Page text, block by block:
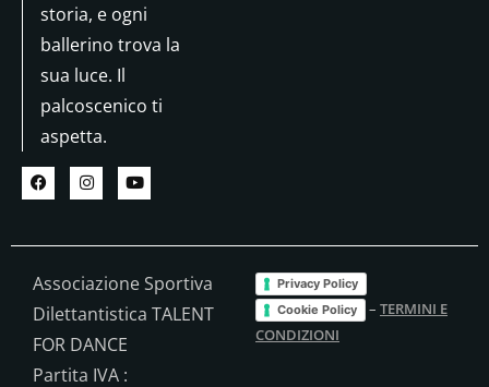
storia, e ogni
ballerino trova la
sua luce. Il
palcoscenico ti
aspetta.
Associazione Sportiva
Dilettantistica TALENT
FOR DANCE
Partita IVA :
Privacy Policy
Cookie Policy
– TERMINI E
CONDIZIONI